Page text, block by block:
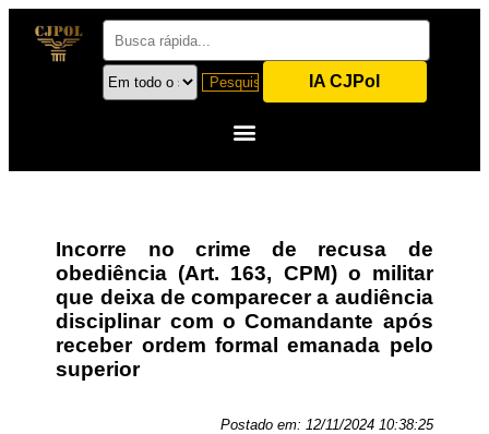
IA CJPol
Incorre no crime de recusa de
obediência (Art. 163, CPM) o militar
que deixa de comparecer a audiência
disciplinar com o Comandante após
receber ordem formal emanada pelo
superior
Postado em: 12/11/2024 10:38:25